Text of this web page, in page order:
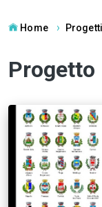
Home
Progetto